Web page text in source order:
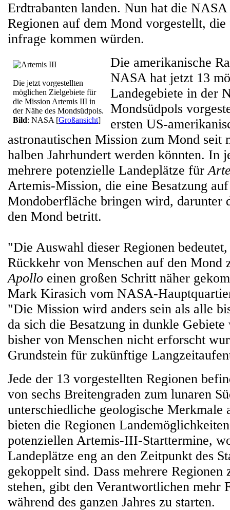
Erdtrabanten landen. Nun hat die NASA
Regionen auf dem Mond vorgestellt,
infrage kommen würden.
Die jetzt vorgestellten
möglichen Zielgebiete für
die Mission Artemis III in
der Nähe des Mondsüdpols.
Bild: NASA [Großansicht]
Die amerikanische
NASA hat jetzt 13
Landegebiete in der
Mondsüdpols
ersten US-
astronautischen Mission zum Mond seit
halben Jahrhundert werden könnten. In
mehrere potenzielle Landeplätze für
Artemis-Mission, die eine Besatzung
Mondoberfläche bringen wird, darunter
den Mond betritt.
"Die Auswahl dieser Regionen
Rückkehr von Menschen auf den Mond
Apollo einen großen Schritt näher
Mark Kirasich vom NASA-
"Die Mission wird anders sein als alle
da sich die Besatzung in dunkle
bisher von Menschen nicht erforscht
Grundstein für zukünftige
Jede der 13 vorgestellten Regionen
von sechs Breitengraden zum lunaren
unterschiedliche geologische Merkmale
bieten die Regionen
potenziellen Artemis-III-Starttermine,
Landeplätze eng an den Zeitpunkt des
gekoppelt sind. Dass mehrere Regionen
stehen, gibt den Verantwortlichen mehr
während des ganzen Jahres zu starten.